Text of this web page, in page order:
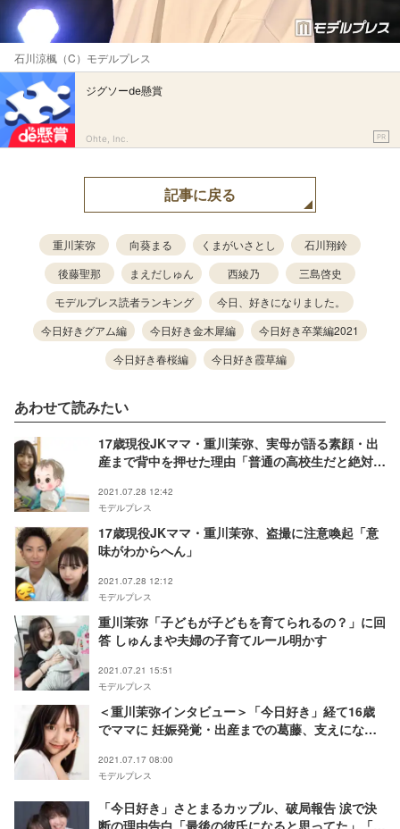
石川涼楓（C）モデルプレス
ジグソーde懸賞
Ohte, Inc. PR
記事に戻る
重川茉弥 向葵まる くまがいさとし
石川翔鈴
後藤聖那
まえだしゅん 西綾乃
三島啓史
モデルプレス読者ランキング
今日、好きになりました。
今日好きグアム編
今日好き金木犀編
今日好き卒業編2021
今日好き春桜編
今日好き霞草編
あわせて読みたい
17歳現役JKママ・重川茉弥、実母が語る素顔・出
産まで背中を押せた理由「普通の高校生だと絶対に
2021.07.28 12:42
モデルプレス
17歳現役JKママ・重川茉弥、盗撮に注意喚起「意
味がわからへん」
2021.07.28 12:12
モデルプレス
重川茉弥「子どもが子どもを育てられるの？」に回
答 しゅんまや夫婦の子育てルール明かす
2021.07.21 15:51
モデルプレス
＜重川茉弥インタビュー＞「今日好き」経て16歳
でママに 妊娠発覚・出産までの葛藤、支えになっ
2021.07.17 08:00
モデルプレス
「今日好き」さとまるカップル、破局報告 涙で決
断の理由告白「最後の彼氏になると思ってた」「こ